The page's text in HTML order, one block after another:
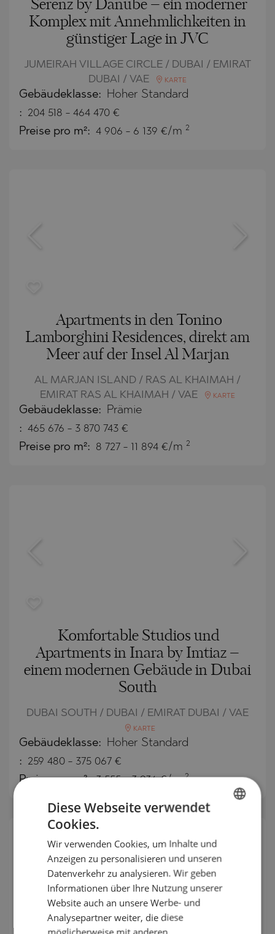
Serenz by Danube – ein moderner
Komplex mit Annehmlichkeiten in
günstiger Lage in JVC
JUMEIRAH VILLAGE CIRCLE / DUBAI / EMIRAT
DUBAI / VAE
KARTE
Gebäudeklasse: Hoher Standard
: 204 518 - 464 470 €
Preise pro m²: 4 906 - 6 139 €/m 2
Apartments in den Tonino
Lamborghini Residences, direkt am
Meer auf der Insel Al Marjan
AL MARJAN ISLAND / RAS AL KHAIMAH /
EMIRAT RAS AL KHAIMAH / VAE
KARTE
Gebäudeklasse: Prämie
: 465 676 - 3 870 743 €
Preise pro m²: 8 727 - 11 894 €/m 2
Komfortable Studios und
Apartments in Inara by Imtiaz –
einem modernen Gebäude in Dubai
South
DUBAI SOUTH / DUBAI / EMIRAT DUBAI / VAE
KARTE
Gebäudeklasse: Hoher Standard
: 259 480 - 375 067 €
Preise pro m²: 3 555 - 3 936 €/m2
ENGLISH
RUSSIAN
GERMAN
FRENCH
Diese Webseite verwendet
Cookies.
Wir verwenden Cookies, um Inhalte und
Anzeigen zu personalisieren und unseren
Datenverkehr zu analysieren. Wir geben
Informationen über Ihre Nutzung unserer
Website auch an unsere Werbe- und
Analysepartner weiter, die diese